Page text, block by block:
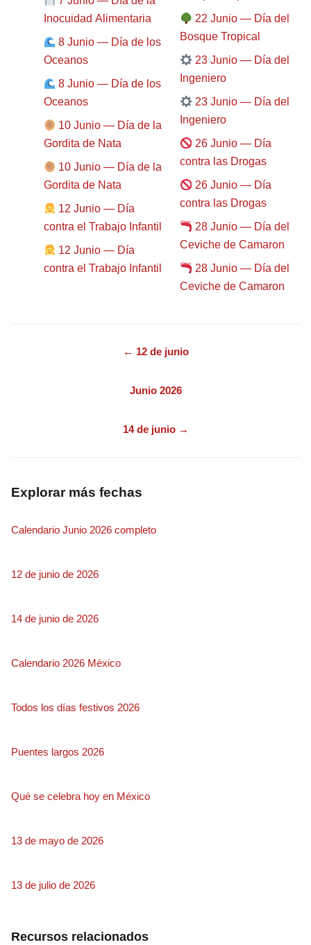
Inocuidad Alimentaria
8 Junio — Día de los
Oceanos
8 Junio — Día de los
Oceanos
10 Junio — Día de la
Gordita de Nata
10 Junio — Día de la
Gordita de Nata
12 Junio — Día
contra el Trabajo Infantil
12 Junio — Día
contra el Trabajo Infantil
22 Junio — Día del
Bosque Tropical
23 Junio — Día del
Ingeniero
23 Junio — Día del
Ingeniero
26 Junio — Día
contra las Drogas
26 Junio — Día
contra las Drogas
28 Junio — Día del
Ceviche de Camaron
28 Junio — Día del
Ceviche de Camaron
← 12 de junio
Junio 2026
14 de junio →
Explorar más fechas
Calendario Junio 2026 completo
12 de junio de 2026
14 de junio de 2026
Calendario 2026 México
Todos los días festivos 2026
Puentes largos 2026
Qué se celebra hoy en México
13 de mayo de 2026
13 de julio de 2026
Recursos relacionados